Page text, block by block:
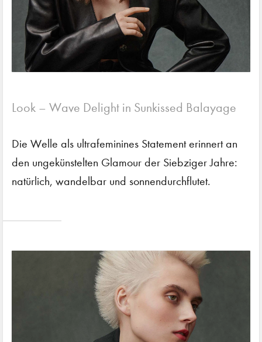
Look – Wave Delight in Sunkissed Balayage
Die Welle als ultrafeminines Statement erinnert an
den ungekünstelten Glamour der Siebziger Jahre:
natürlich, wandelbar und sonnendurchflutet.